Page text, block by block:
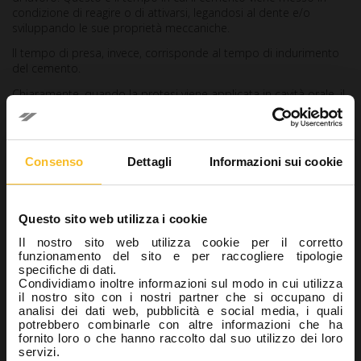
Consenso Dettagli Informazioni sui cookie
Questo sito web utilizza i cookie
Il nostro sito web utilizza cookie per il corretto
funzionamento del sito e per raccogliere tipologie
specifiche di dati.
Condividiamo inoltre informazioni sul modo in cui utilizza
il nostro sito con i nostri partner che si occupano di
analisi dei dati web, pubblicità e social media, i quali
potrebbero combinarle con altre informazioni che ha
fornito loro o che hanno raccolto dal suo utilizzo dei loro
servizi.
condizione di reagire o di attivarsi, legandosi al dente e/o
sviluppando le sue proprietà meccaniche.
Il tempo di presa, invece, corrisponde al tempo di indurimento
del cemento.
Chiaramente, quando la protesi viene applicata in cavità orale, il
cemento non deve aver superato il “tempo di lavoro” enon
deve aver ancora sviluppato le sue proprietà meccaniche
pena la ripetizione della procedura di cementazione.
Infatti, un cemento con proprietà meccaniche già sviluppate
potrebbe interferire con il corretto posizionamento della protesi
Stabilità cromatica
Può succedere che, con il tempo e con l’invecchiamento, il
cemento assorba pigmenti dall’ambiente orale o dal moncone
su cui è posto.
In tal maniera, levariazioni di colore potrebbero inficiare il
risultato esteticoinizialmente ottenuto, specialmente per
quanto riguarda restauri traslucenti come le ceramiche vetrose